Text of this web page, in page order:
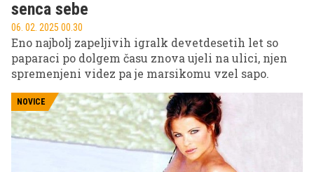
senca sebe
06. 02. 2025 00.30
Eno najbolj zapeljivih igralk devetdesetih let so
paparaci po dolgem času znova ujeli na ulici, njen
spremenjeni videz pa je marsikomu vzel sapo.
NOVICE